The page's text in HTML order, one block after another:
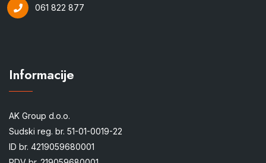
061 822 877
Informacije
AK Group d.o.o.
Sudski reg. br. 51-01-0019-22
ID br. 4219059680001